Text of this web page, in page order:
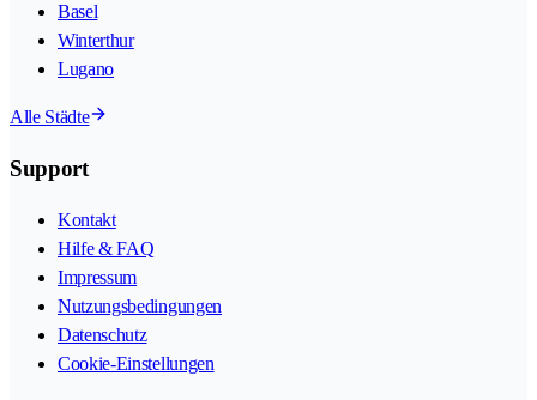
Basel
Winterthur
Lugano
Alle Städte
Support
Kontakt
Hilfe & FAQ
Impressum
Nutzungsbedingungen
Datenschutz
Cookie-Einstellungen